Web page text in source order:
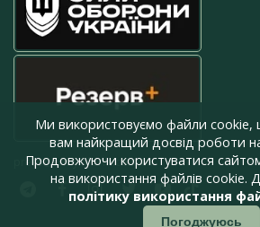
press@armyinform.com.ua
Ми використовуємо файли cookie,
вам найкращий досвід роботи
Продовжуючи користуватися
на використання файлів cookie.
політику використання
Погоджуюсь